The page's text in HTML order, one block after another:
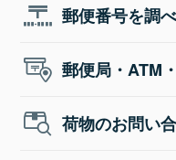
郵便番号を調
郵便局・ATM
荷物のお問い